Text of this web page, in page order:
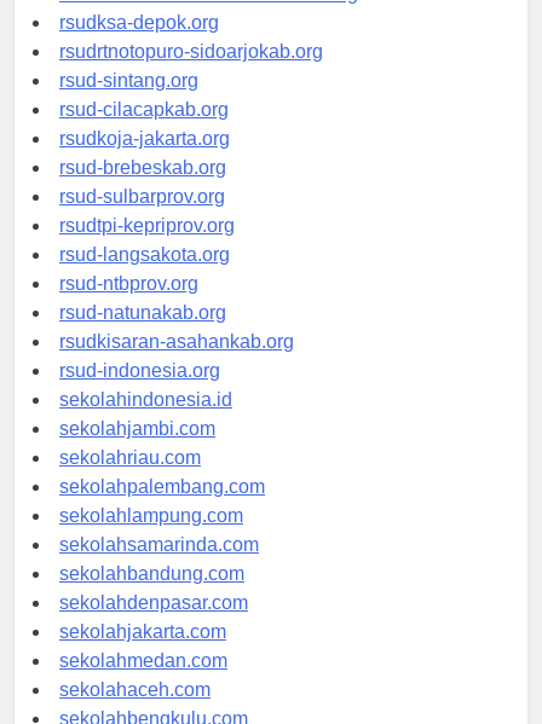
rsuddrloekmonohadi-kuduskab.org
rsudksa-depok.org
rsudrtnotopuro-sidoarjokab.org
rsud-sintang.org
rsud-cilacapkab.org
rsudkoja-jakarta.org
rsud-brebeskab.org
rsud-sulbarprov.org
rsudtpi-kepriprov.org
rsud-langsakota.org
rsud-ntbprov.org
rsud-natunakab.org
rsudkisaran-asahankab.org
rsud-indonesia.org
sekolahindonesia.id
sekolahjambi.com
sekolahriau.com
sekolahpalembang.com
sekolahlampung.com
sekolahsamarinda.com
sekolahbandung.com
sekolahdenpasar.com
sekolahjakarta.com
sekolahmedan.com
sekolahaceh.com